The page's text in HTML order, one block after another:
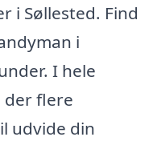
i Søllested. Find
i
I hele
der flere
udvide din